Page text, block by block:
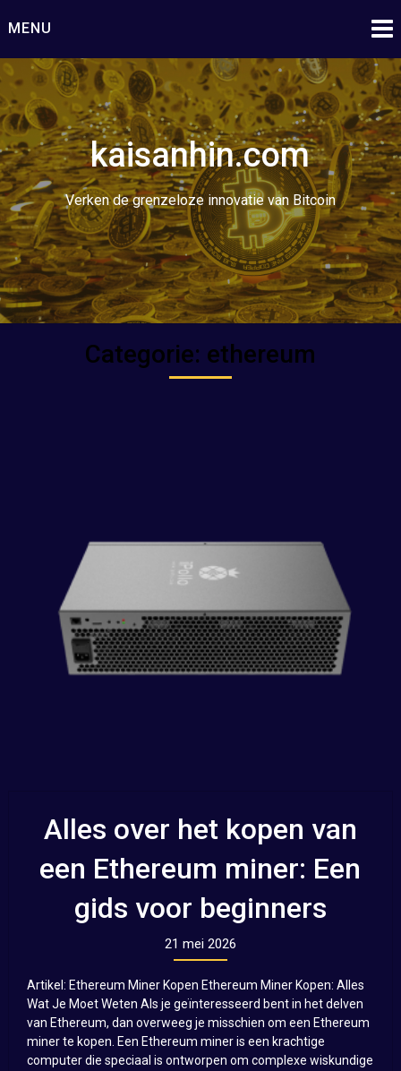
naar
inhoud
MENU
kaisanhin.com
Verken de grenzeloze innovatie van Bitcoin
Categorie: ethereum
Alles over het kopen van
een Ethereum miner: Een
gids voor beginners
21 mei 2026
Artikel: Ethereum Miner Kopen Ethereum Miner Kopen: Alles
Wat Je Moet Weten Als je geïnteresseerd bent in het delven
van Ethereum, dan overweeg je misschien om een Ethereum
miner te kopen. Een Ethereum miner is een krachtige
computer die speciaal is ontworpen om complexe wiskundige